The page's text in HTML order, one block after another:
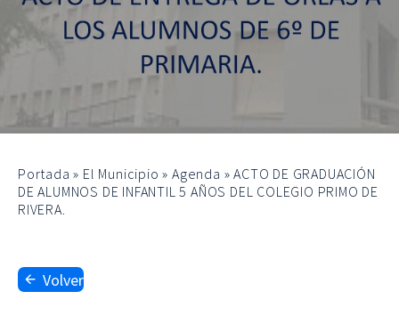
Portada » El Municipio »Agenda »ACTO DE GRADUACIÓN
DE ALUMNOS DE INFANTIL 5 AÑOS DEL COLEGIO PRIMO DE
RIVERA.
Volver